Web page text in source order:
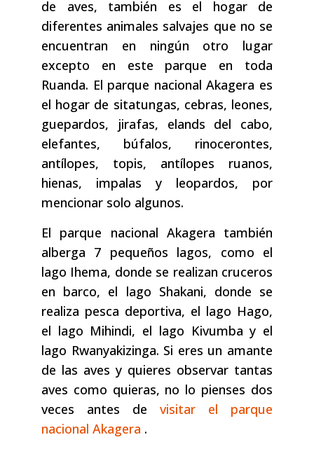
de aves, también es el hogar de
diferentes animales salvajes que no se
encuentran en ningún otro lugar
excepto en este parque en toda
Ruanda. El parque nacional Akagera es
el hogar de sitatungas, cebras, leones,
guepardos, jirafas, elands del cabo,
elefantes, búfalos, rinocerontes,
antílopes, topis, antílopes ruanos,
hienas, impalas y leopardos, por
mencionar solo algunos.
El parque nacional Akagera también
alberga 7 pequeños lagos, como el
lago Ihema, donde se realizan cruceros
en barco, el lago Shakani, donde se
realiza pesca deportiva, el lago Hago,
el lago Mihindi, el lago Kivumba y el
lago Rwanyakizinga. Si eres un amante
de las aves y quieres observar tantas
aves como quieras, no lo pienses dos
veces antes de visitar el parque
nacional Akagera .